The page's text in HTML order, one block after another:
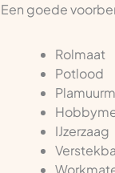
Een goede
Rolmaat
Potlood
IJzerzaag